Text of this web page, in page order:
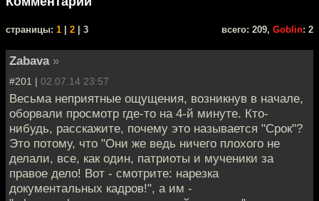
cтраницы: 1 2 | 3 всего: 209, Goblin: 2
Zabava »
#201 | 02.07.14 23:57
Весьма неприятные ощущения, возникнув в начале,
оборвали просмотр где-то на 4-й минуте. Кто-
нибудь, расскажите, почему это называется "Срок"?
Это потому, что "Они же ведь ничего плохого не
делали, все, как один, патриоты и мученики за
правое дело! Вот - смотрите: нарезка
документальных кадров!", а им -